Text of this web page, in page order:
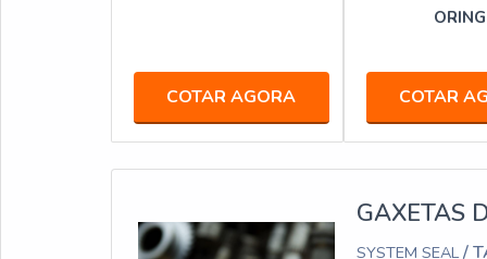
COTAR AGORA
ORING
COTAR
GAXETAS
SYSTEM SEAL/